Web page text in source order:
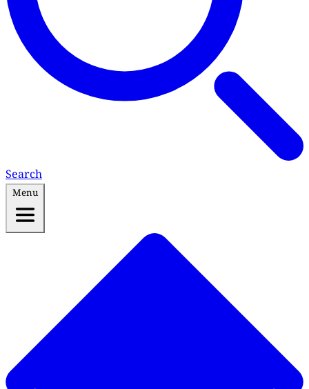
Search
Menu